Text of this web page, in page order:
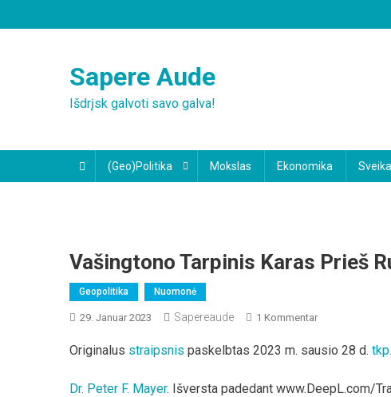
to
Sapere Aude
Išdrįsk galvoti savo galva!
(Geo)Politika Mokslas Ekonomika
Vašingtono Tarpinis Karas Prieš
Geopolitika Nuomonė
29. Januar 2023 Sapereaude 1 KommentarZu
Tarpinis
Prieš
Originalus straipsnis paskelbtas 2023 m. sausio 28 d.
Dr. Peter F. Mayer. Išversta padedant www.DeepL.com/